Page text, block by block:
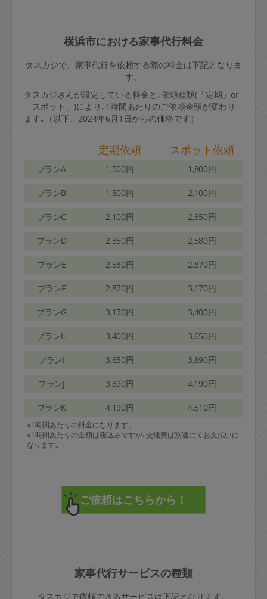
横浜市における家事代行料金
タスカジで、家事代行を依頼する際の料金は下記となりま
す。
タスカジさんが設定している料金と､依頼種類(「定期」or
「スポット」)により､1時間あたりのご依頼金額が変わり
ます｡（以下、2024年6月1日からの価格です）
定期依頼 スポット依頼
プランA 1,500円 1,800円
プランB 1,800円 2,100円
プランC 2,100円 2,350円
プランD 2,350円 2,580円
プランE 2,580円 2,870円
プランF 2,870円 3,170円
プランG 3,170円 3,400円
プランH 3,400円 3,650円
プランI 3,650円 3,890円
プランJ 3,890円 4,190円
プランK 4,190円 4,510円
※1時間あたりの料金になります。
※1時間あたりの金額は税込みですが､交通費は別途にてお支払いに
なります｡
家事代行サービスの種類
タスカジで依頼できるサービスは下記となります。